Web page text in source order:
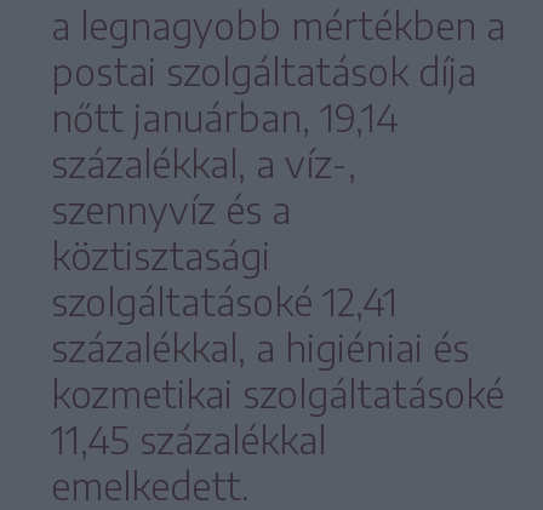
a legnagyobb mértékben a
postai szolgáltatások díja
nőtt januárban, 19,14
százalékkal, a víz-,
szennyvíz és a
köztisztasági
szolgáltatásoké 12,41
százalékkal, a higiéniai és
kozmetikai szolgáltatásoké
11,45 százalékkal
emelkedett.